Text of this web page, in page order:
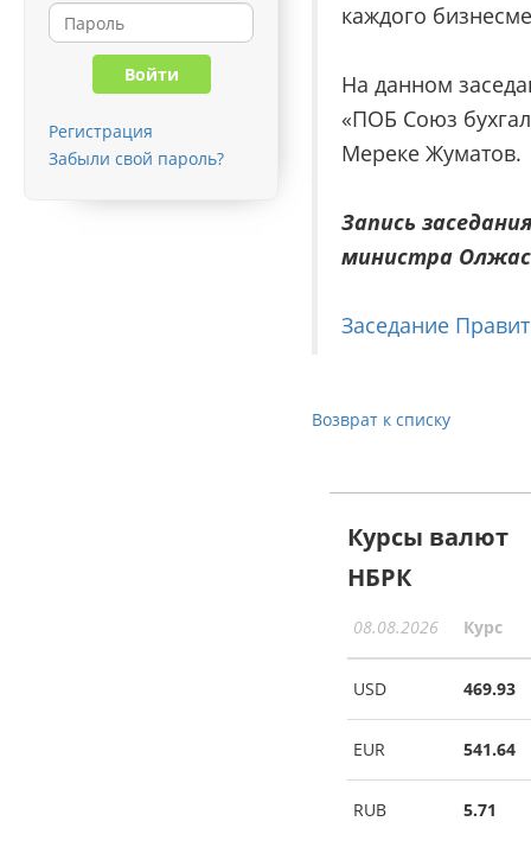
Регистрация
Забыли свой пароль?
каждого
На данном
«ПОБ Союз
Мереке Жуматов.
Запись
министра
Заседание
Возврат к списку
Курсы валют
НБРК
08.08.2026 Курс
USD 469.93
EUR 541.64
RUB 5.71